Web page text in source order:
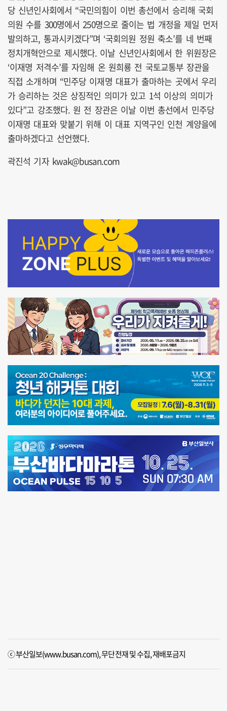
당 신년인사회에서 “국민의힘이 이번 총선에서 승리해 국회
의원 수를 300명에서 250명으로 줄이는 법 개정을 제일 먼저
발의하고, 통과시키겠다”며 ‘국회의원 정원 축소’를 네 번째
정치개혁안으로 제시했다. 이날 신년인사회에서 한 위원장은
‘이재명 저격수’를 자임해 온 원희룡 전 국토교통부 장관을
직접 소개하며 “민주당 이재명 대표가 출마하는 곳에서 우리
가 승리하는 것은 상징적인 의미가 있고 1석 이상의 의미가
있다”고 강조했다. 원 전 장관은 이날 이번 총선에서 민주당
이재명 대표와 맞붙기 위해 이 대표 지역구인 인천 계양을에
출마하겠다고 선언했다.
곽진석 기자 kwak@busan.com
ⓒ 부산일보(www.busan.com), 무단전재 및 수집, 재배포금지